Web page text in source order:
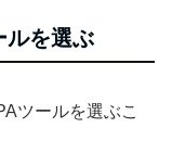
ルを選ぶ
ツールを選ぶこ